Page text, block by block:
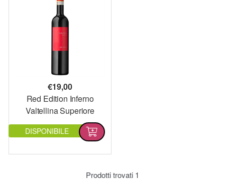
€19,00
Red Edition Inferno
Valtellina Superiore
DOCG
DISPONIBILE
Prodotti trovati 1